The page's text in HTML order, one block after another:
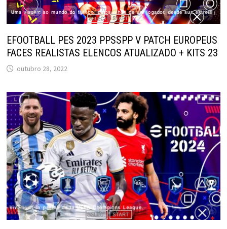
EFOOTBALL PES 2023 PPSSPP V PATCH EUROPEUS
FACES REALISTAS ELENCOS ATUALIZADO + KITS 23
outubro 28, 2022